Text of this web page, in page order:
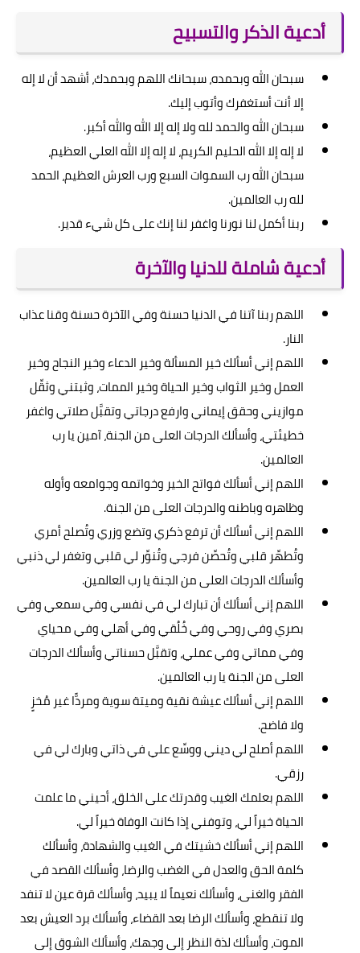
أدعية الذكر والتسبيح
سبحان الله وبحمده، سبحانك اللهم وبحمدك، أشهد أن لا إله
إلا أنت أستغفرك وأتوب إليك.
سبحان الله والحمد لله ولا إله إلا الله والله أكبر.
لا إله إلا الله الحليم الكريم، لا إله إلا الله العلي العظيم،
سبحان الله رب السموات السبع ورب العرش العظيم، الحمد
لله رب العالمين.
ربنا أكمل لنا نورنا واغفر لنا إنك على كل شيء قدير.
أدعية شاملة للدنيا والآخرة
اللهم ربنا آتنا في الدنيا حسنة وفي الآخرة حسنة وقنا عذاب
النار.
اللهم إني أسألك خير المسألة وخير الدعاء وخير النجاح وخير
العمل وخير الثواب وخير الحياة وخير الممات، وثبتني وثقِّل
موازيني وحقق إيماني وارفع درجاتي وتقبَّل صلاتي واغفر
خطيئتي، وأسألك الدرجات العلى من الجنة، آمين يا رب
العالمين.
اللهم إني أسألك فواتح الخير وخواتمه وجوامعه وأوله
وظاهره وباطنه والدرجات العلى من الجنة.
اللهم إني أسألك أن ترفع ذكري وتضع وزري وتُصلح أمري
وتُطهِّر قلبي وتُحصِّن فرجي وتُنوِّر لي قلبي وتغفر لي ذنبي
وأسألك الدرجات العلى من الجنة يا رب العالمين.
اللهم إني أسألك أن تبارك لي في نفسي وفي سمعي وفي
بصري وفي روحي وفي خُلُقي وفي أهلي وفي محياي
وفي مماتي وفي عملي، وتقبَّل حسناتي وأسألك الدرجات
العلى من الجنة يا رب العالمين.
اللهم إني أسألك عيشة نقية وميتة سوية ومردًّا غير مُخزٍ
ولا فاضح.
اللهم أصلح لي ديني ووسِّع علي في ذاتي وبارك لي في
رزقي.
اللهم بعلمك الغيب وقدرتك على الخلق، أحيني ما علمت
الحياة خيراً لي، وتوفني إذا كانت الوفاة خيراً لي.
اللهم إني أسألك خشيتك في الغيب والشهادة، وأسألك
كلمة الحق والعدل في الغضب والرضا، وأسألك القصد في
الفقر والغنى، وأسألك نعيماً لا يبيد، وأسألك قرة عين لا تنفد
ولا تنقطع، وأسألك الرضا بعد القضاء، وأسألك برد العيش بعد
الموت، وأسألك لذة النظر إلى وجهك، وأسألك الشوق إلى